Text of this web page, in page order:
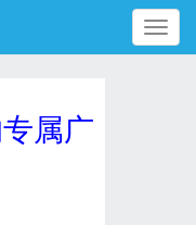
Toggle
navigation